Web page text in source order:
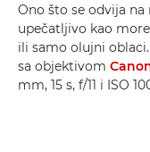
Ono što se odvija
upečatljivo kao
ili samo olujni
sa objektivom
mm, 15 s, f/11 i ISO